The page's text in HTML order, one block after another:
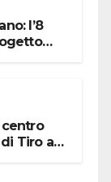
l’8
centro
Tiro a